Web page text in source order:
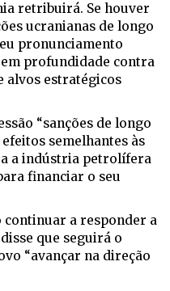
retribuirá. Se houver
ucranianas de longo
pronunciamento
profundidade contra
alvos estratégicos
“sanções de longo
semelhantes às
a indústria petrolífera
financiar o seu
continuar a responder a
que seguirá o
“avançar na direção